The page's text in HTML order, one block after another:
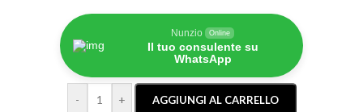
Nunzio Online
Il tuo consulente su
WhatsApp
- + AGGIUNGI AL CARRELLO